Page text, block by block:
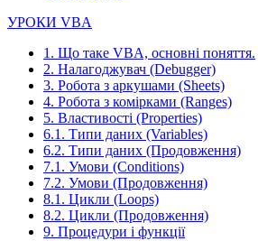
УРОКИ VBA
1. Що таке VBA, основні поняття.
2. Налагоджувач (Debugger)
3. Робота з аркушами (Sheets)
4. Робота з комірками (Ranges)
5. Властивості (Properties)
6.1. Типи даних (Variables)
6.2. Типи даних (Продовження)
7.1. Умови (Conditions)
7.2. Умови (Продовження)
8.1. Цикли (Loops)
8.2. Цикли (Продовження)
9. Процедури і функції